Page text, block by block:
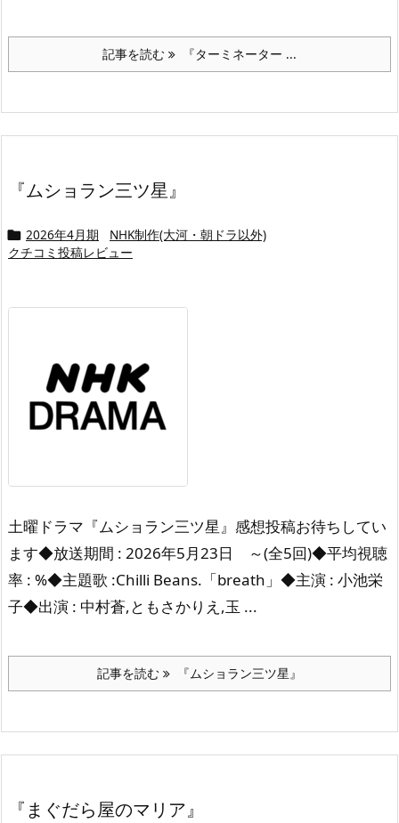
記事を読む 『ターミネーター ...
『ムショラン三ツ星』
 2026年4月期
NHK制作(大河・朝ドラ以外)
クチコミ投稿レビュー
土曜ドラマ『ムショラン三ツ星』感想投稿お待ちしてい
ます◆放送期間 : 2026年5月23日 ～(全5回)◆平均視聴
率 : %◆主題歌 :Chilli Beans.「breath」◆主演 : 小池栄
子◆出演 : 中村蒼,ともさかりえ,玉 ...
記事を読む 『ムショラン三ツ星』
『まぐだら屋のマリア』